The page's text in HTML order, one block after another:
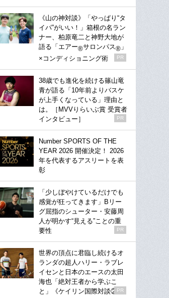
《山の神対談》「やっぱり“タ
イパ”がいい！」箱根の名ラン
ナー、柏原竜二と神野大地が
語る「エアー®サロンパス® 」
×コンディショニング術
PR
38歳でも進化を続ける篠山竜
青が語る「10年前よりバスケ
が上手くなっている」理由と
は。［MVVりらいぶ賞 受賞者
インタビュー］
PR
Number SPORTS OF THE
YEAR 2026 開催決定！ 2026
年を代表するアスリートを表
彰
「少しぼやけているだけでも
感覚が狂ってきます」Bリー
グ屈指のシューター・安藤周
人が明かす“見える”ことの重
要性
PR
世界の頂点に君臨し続けるオ
ランダの超人ハリー・ラブレ
イセンと日本のエースの太田
海也「絶対王者から学ぶこ
と」《ケイリン国際対談②》
PR